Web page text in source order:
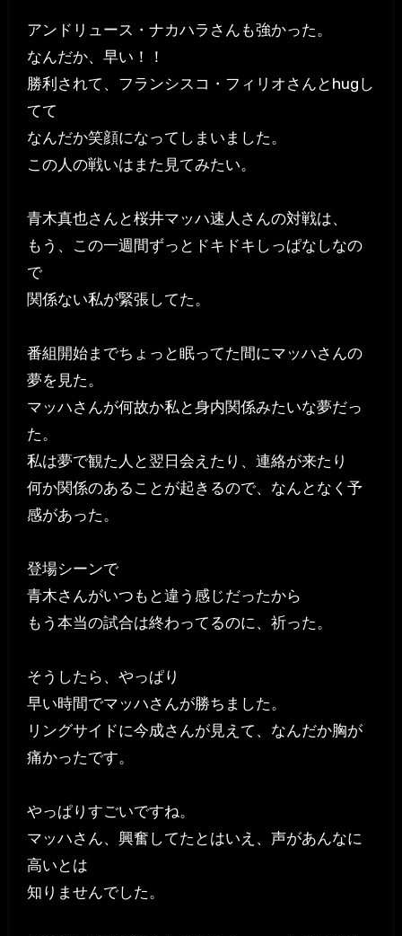
アンドリュース・ナカハラさんも強かった。
なんだか、早い！！
勝利されて、フランシスコ・フィリオさんとhugし
てて
なんだか笑顔になってしまいました。
この人の戦いはまた見てみたい。
青木真也さんと桜井マッハ速人さんの対戦は、
もう、この一週間ずっとドキドキしっぱなしなの
で
関係ない私が緊張してた。
番組開始までちょっと眠ってた間にマッハさんの
夢を見た。
マッハさんが何故か私と身内関係みたいな夢だっ
た。
私は夢で観た人と翌日会えたり、連絡が来たり
何か関係のあることが起きるので、なんとなく予
感があった。
登場シーンで
青木さんがいつもと違う感じだったから
もう本当の試合は終わってるのに、祈った。
そうしたら、やっぱり
早い時間でマッハさんが勝ちました。
リングサイドに今成さんが見えて、なんだか胸が
痛かったです。
やっぱりすごいですね。
マッハさん、興奮してたとはいえ、声があんなに
高いとは
知りませんでした。